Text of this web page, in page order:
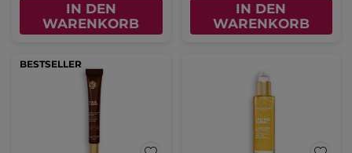
IN DEN
WARENKORB
IN DEN
WARENKORB
BESTSELLER